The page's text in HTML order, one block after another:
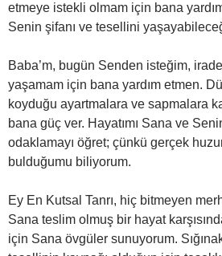
etmeye istekli olmam için bana
Senin şifanı ve tesellini
Baba’m, bugün Senden isteğim,
yaşamam için bana yardım etmen.
koyduğu ayartmalara ve sapmalara
bana güç ver. Hayatımı Sana ve
odaklamayı öğret; çünkü gerçek
bulduğumu biliyorum.
Ey En Kutsal Tanrı, hiç bitmeyen
Sana teslim olmuş bir hayat
için Sana övgüler sunuyorum.